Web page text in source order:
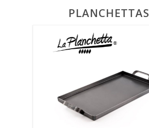
PLANCHETTAS